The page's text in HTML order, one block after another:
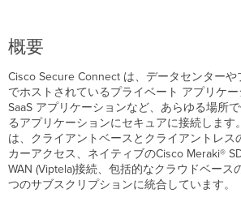
ク
ス
テ
ア
リ
ン
グ
ト
概要
Cisco Secure Connect は、データセンター
でホストされているプライベート アプリケ
SaaS アプリケーションなど、あらゆる場所
るアプリケーションにセキュアに接続します
は、クライアントベースとクライアントレス
カーアクセス、ネイティブのCisco Meraki®
WAN (Viptela)接続、包括的なクラウドベース
つのサブスクリプションに統合しています。